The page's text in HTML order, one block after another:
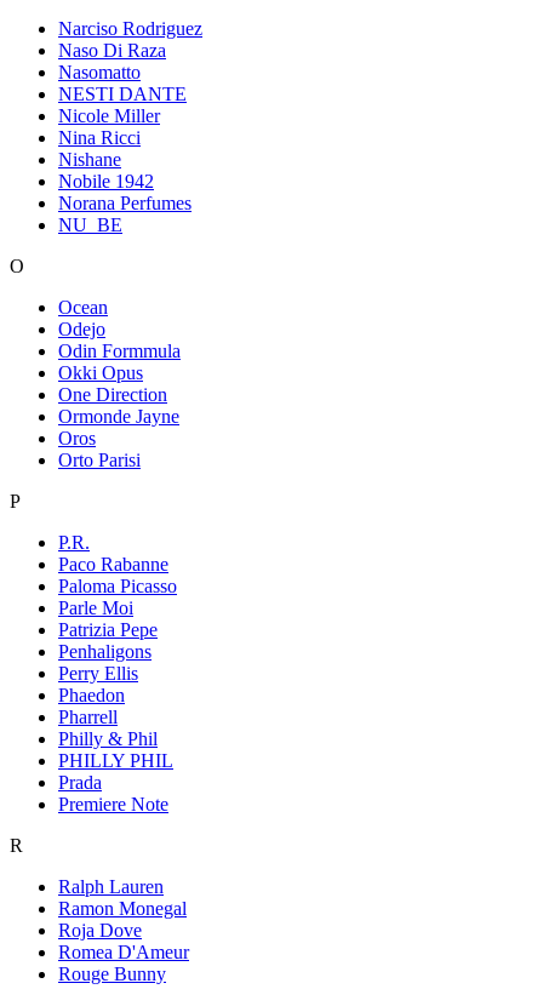
Narciso Rodriguez
Naso Di Raza
Nasomatto
NESTI DANTE
Nicole Miller
Nina Ricci
Nishane
Nobile 1942
Norana Perfumes
NU_BE
O
Ocean
Odejo
Odin Formmula
Okki Opus
One Direction
Ormonde Jayne
Oros
Orto Parisi
P
P.R.
Paco Rabanne
Paloma Picasso
Parle Moi
Patrizia Pepe
Penhaligons
Perry Ellis
Phaedon
Pharrell
Philly & Phil
PHILLY PHIL
Prada
Premiere Note
R
Ralph Lauren
Ramon Monegal
Roja Dove
Romea D'Ameur
Rouge Bunny